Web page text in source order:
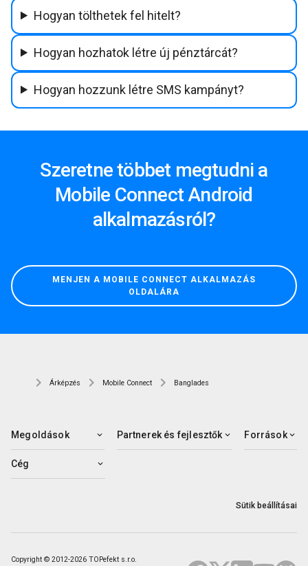
Hogyan tölthetek fel hitelt?
Hogyan hozhatok létre új pénztárcát?
Hogyan hozzunk létre SMS kampányt?
Szeretne többet megtudni a
Mobile Connect Android
alkalmazásról?
MENJEN A MOBILE CONNECT ALKALMAZÁS
OLDALÁRA
Árképzés Mobile Connect Banglades
Megoldások Partnerek és fejlesztők Források
Cég
Sütik beállításai
Copyright © 2012-2026 TOPefekt s.r.o.